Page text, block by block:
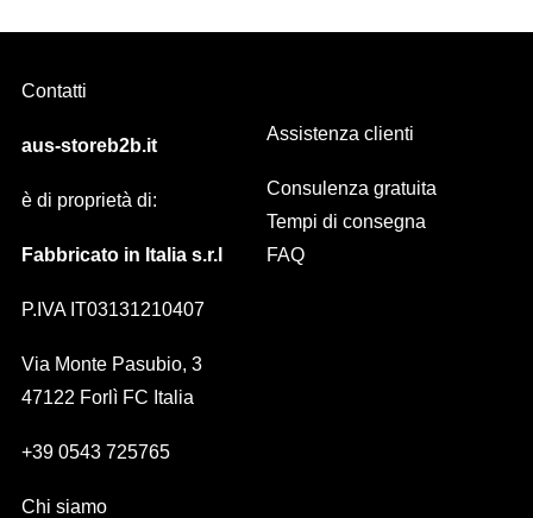
Contatti
aus-storeb2b.it
è di proprietà di:
Fabbricato in Italia s.r.l
P.IVA IT03131210407
Via Monte Pasubio, 3
47122 Forlì FC Italia
+39 0543 725765
Chi siamo
Assistenza clienti
Consulenza gratuita
Tempi di consegna
FAQ